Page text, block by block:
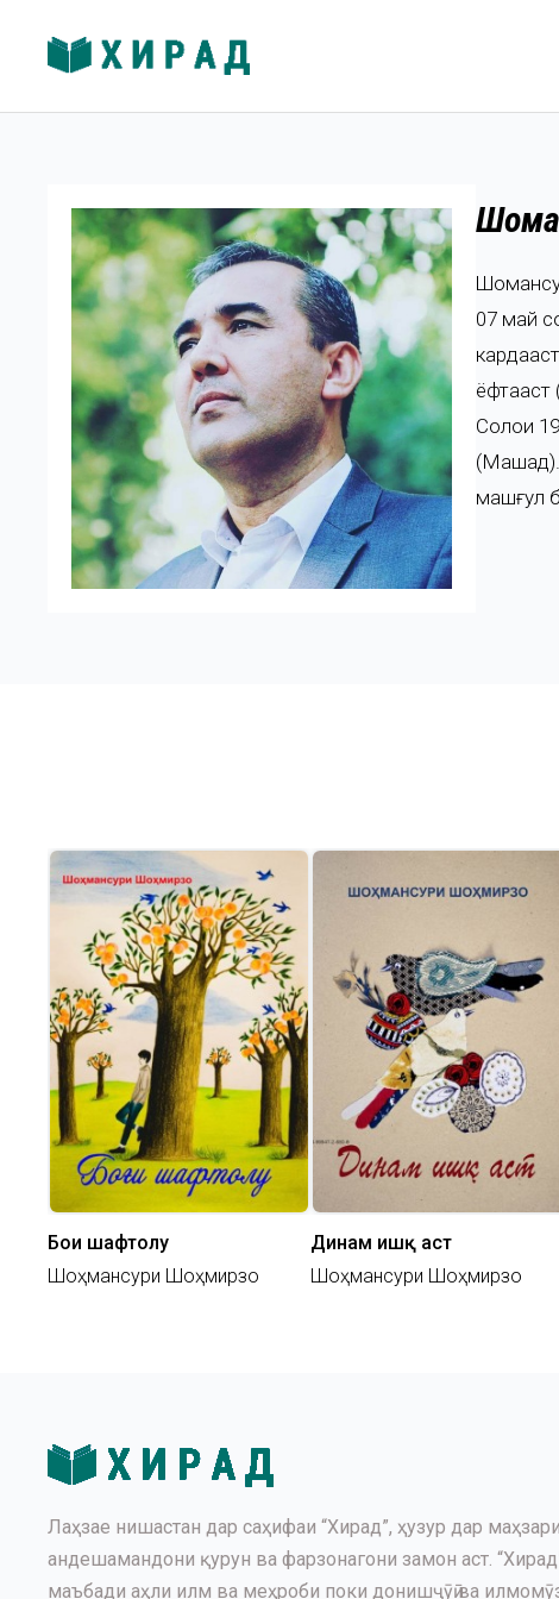
07 май
ёфтааст
Солҳои
машғул
Боғи шафтолу
Шоҳмансури Шоҳмирзо
Динам ишқ аст
Шоҳмансури Шоҳмирзо
Лаҳзае нишастан дар саҳифаи “Хирад”, ҳузур дар маҳзари
андешамандони қурун ва фарзонагони замон аст.
маъбади аҳли илм ва меҳроби поки донишҷӯӣ ва